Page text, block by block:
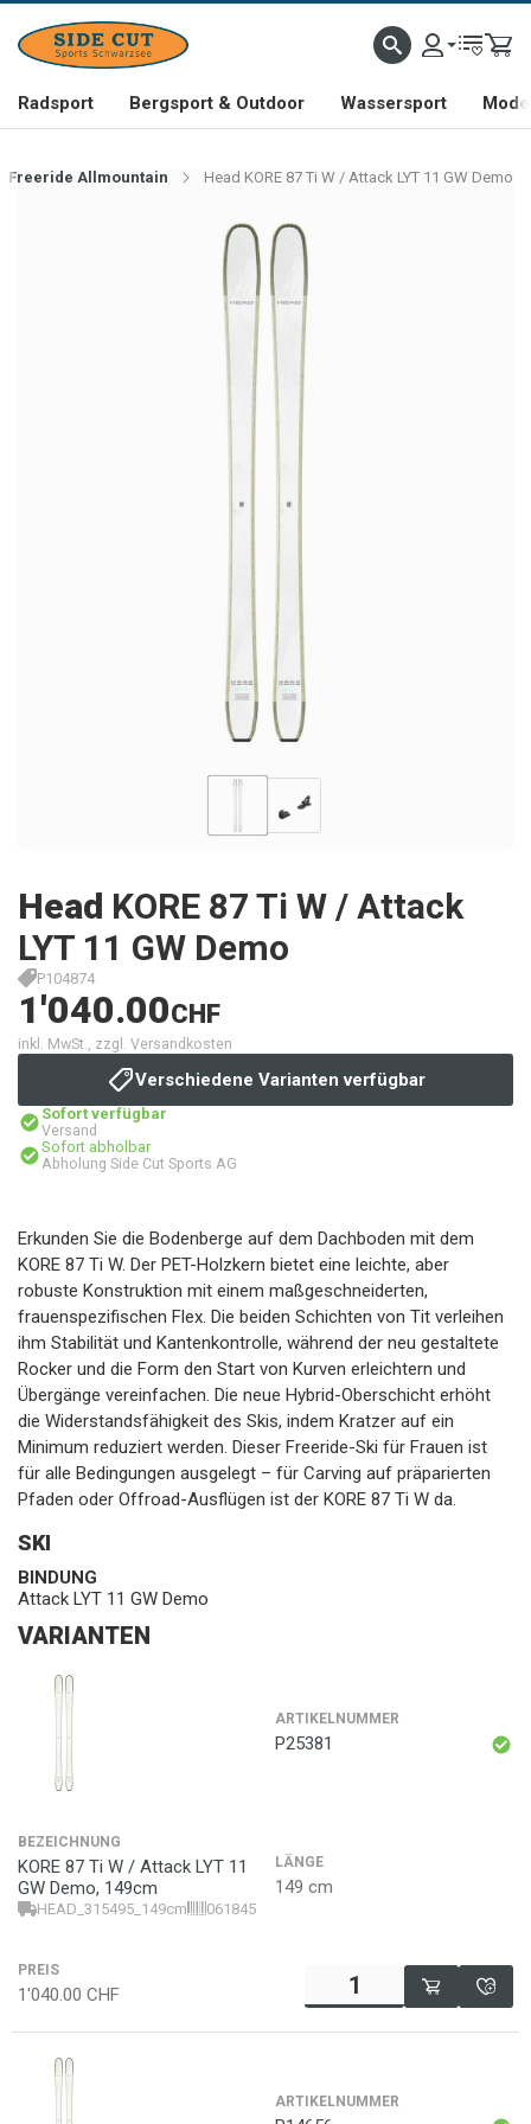
Radsport Bergsport & Outdoor Wassersport
Freeride Allmountain Head KORE 87 Ti W / Attack LYT 11 GW Demo
Head KORE 87 Ti W / Attack
LYT 11 GW Demo
P104874
1'040.00CHF
inkl. MwSt., zzgl. Versandkosten
Verschiedene Varianten verfügbar
Sofort verfügbar
Versand
Sofort abholbar
Abholung Side Cut Sports AG
Erkunden Sie die Bodenberge auf dem Dachboden mit dem
KORE 87 Ti W. Der PET-Holzkern bietet eine leichte, aber
robuste Konstruktion mit einem maßgeschneiderten,
frauenspezifischen Flex. Die beiden Schichten von Tit verleihen
ihm Stabilität und Kantenkontrolle, während der neu gestaltete
Rocker und die Form den Start von Kurven erleichtern und
Übergänge vereinfachen. Die neue Hybrid-Oberschicht erhöht
die Widerstandsfähigkeit des Skis, indem Kratzer auf ein
Minimum reduziert werden. Dieser Freeride-Ski für Frauen ist
für alle Bedingungen ausgelegt – für Carving auf präparierten
Pfaden oder Offroad-Ausflügen ist der KORE 87 Ti W da.
SKI
BINDUNG
Attack LYT 11 GW Demo
VARIANTEN
ARTIKELNUMMER
P25381
BEZEICHNUNG
KORE 87 Ti W / Attack LYT 11
GW Demo, 149cm
HEAD_315495_149cm 0618455520464
LÄNGE
149 cm
PREIS
1'040.00 CHF
ARTIKELNUMMER